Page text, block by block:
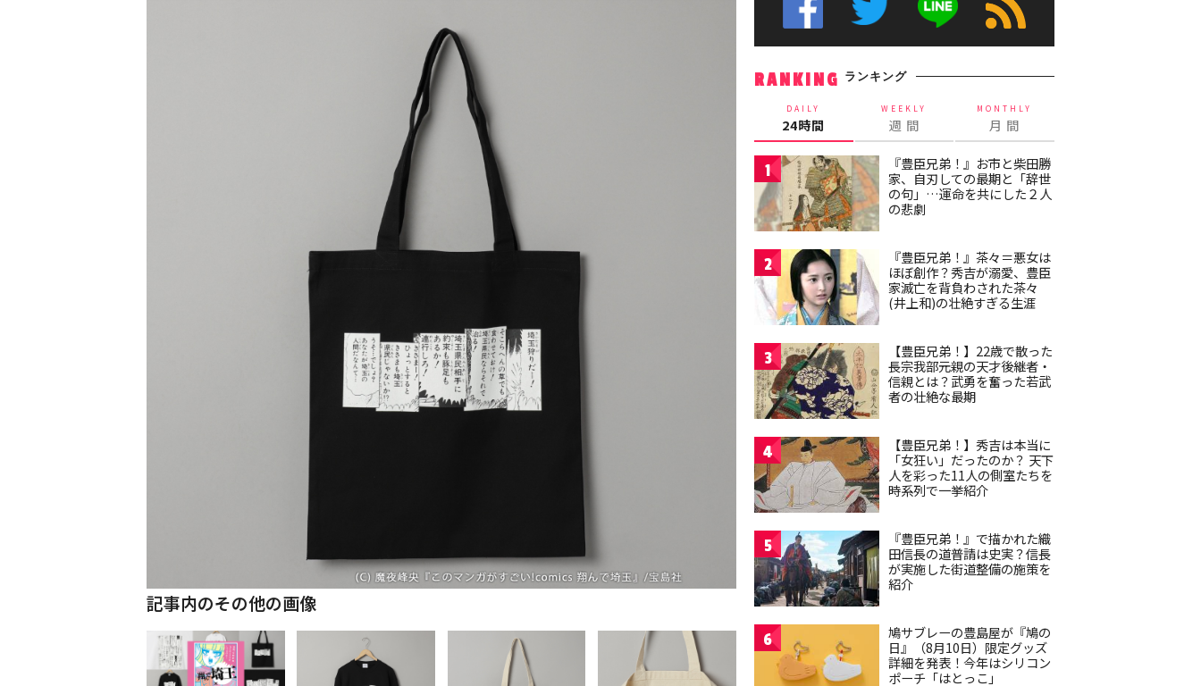
記事内のその他の画像
RANKING ランキング
DAILY
24時間
WEEKLY
週 間
MONTHLY
月 間
1
『豊臣兄弟！』お市と柴田勝
家、自刃しての最期と「辞世
の句」…運命を共にした２人
の悲劇
2
『豊臣兄弟！』茶々＝悪女は
ほぼ創作？秀吉が溺愛、豊臣
家滅亡を背負わされた茶々
(井上和)の壮絶すぎる生涯
3
【豊臣兄弟！】22歳で散った
長宗我部元親の天才後継者・
信親とは？武勇を奮った若武
者の壮絶な最期
4
【豊臣兄弟！】秀吉は本当に
「女狂い」だったのか？ 天下
人を彩った11人の側室たちを
時系列で一挙紹介
5
『豊臣兄弟！』で描かれた織
田信長の道普請は史実？信長
が実施した街道整備の施策を
紹介
6
鳩サブレーの豊島屋が『鳩の
日』（8月10日）限定グッズ
詳細を発表！今年はシリコン
ポーチ「はとっこ」